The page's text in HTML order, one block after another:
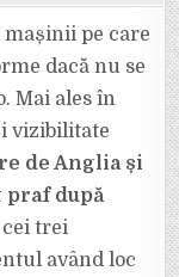
CUM
ARATĂ
UN
BMW
SERIA
7
CE
A
IZBIT
DE
UN
L-
pe care
dacă nu se
Mai ales în
vizibilitate
de Anglia și
praf după
trei
având loc